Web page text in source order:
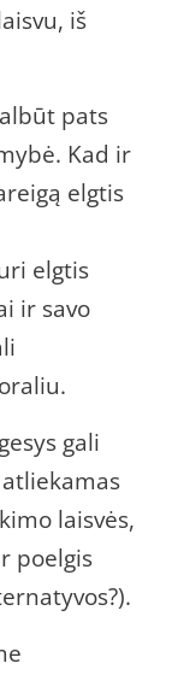
iš
pats
Kad ir
elgtis
elgtis
ir savo
gali
laisvės,
poelgis